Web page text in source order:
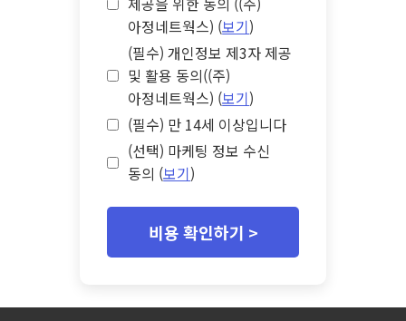
아정네트웍스) (보기)
(필수) 개인정보 제3자 제공
및 활용 동의((주)
아정네트웍스) (보기)
(필수) 만 14세 이상입니다
(선택) 마케팅 정보 수신
동의 (보기)
비용 확인하기 >